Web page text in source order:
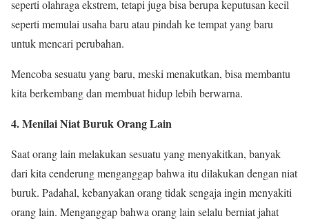
seperti olahraga ekstrem, tetapi juga bisa berupa keputusan kecil
seperti memulai usaha baru atau pindah ke tempat yang baru
untuk mencari perubahan.
Mencoba sesuatu yang baru, meski menakutkan, bisa membantu
kita berkembang dan membuat hidup lebih berwarna.
4. Menilai Niat Buruk Orang Lain
Saat orang lain melakukan sesuatu yang menyakitkan, banyak
dari kita cenderung menganggap bahwa itu dilakukan dengan niat
buruk. Padahal, kebanyakan orang tidak sengaja ingin menyakiti
orang lain. Menganggap bahwa orang lain selalu berniat jahat